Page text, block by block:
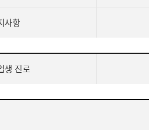
사항
생 진로